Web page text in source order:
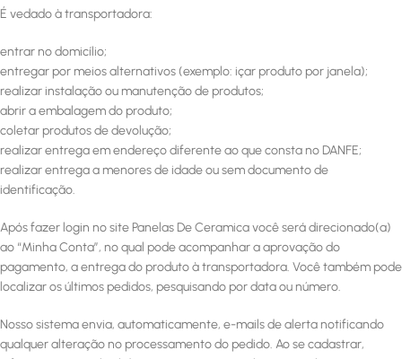
É vedado à transportadora:
entrar no domicílio;
entregar por meios alternativos (exemplo: içar produto por janela);
realizar instalação ou manutenção de produtos;
abrir a embalagem do produto;
coletar produtos de devolução;
realizar entrega em endereço diferente ao que consta no DANFE;
realizar entrega a menores de idade ou sem documento de
identificação.
Após fazer login no site Panelas De Ceramica você será direcionado(a)
ao “Minha Conta”, no qual pode acompanhar a aprovação do
pagamento, a entrega do produto à transportadora. Você também pode
localizar os últimos pedidos, pesquisando por data ou número.
Nosso sistema envia, automaticamente, e-mails de alerta notificando
qualquer alteração no processamento do pedido. Ao se cadastrar,